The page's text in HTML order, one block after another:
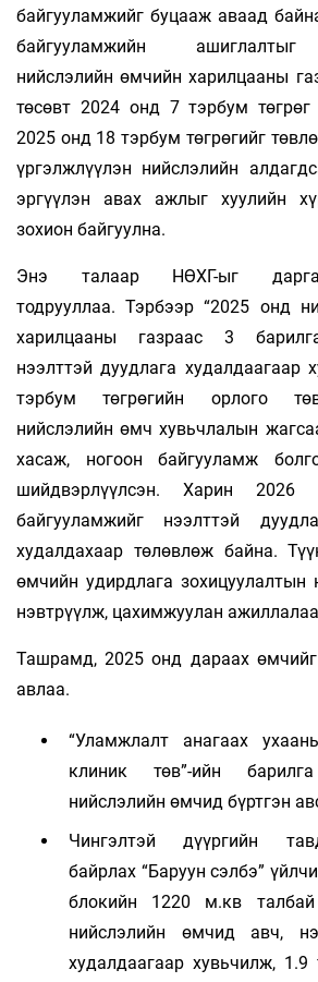
байгууламжийг буцааж аваад
байгууламжийн ашиглалтыг
нийслэлийн өмчийн харилцааны
төсөвт 2024 онд 7 тэрбум төгрөг
2025 онд 18 тэрбум төгрөгийг
үргэлжлүүлэн нийслэлийн
эргүүлэн авах ажлыг хуулийн
зохион байгуулна.
Энэ талаар НӨХГ-ыг
тодрууллаа. Тэрбээр “2025 онд
харилцааны газраас 3
нээлттэй дуудлага худалдаагаар
тэрбум төгрөгийн орлого
нийслэлийн өмч хувьчлалын
хасаж, ногоон байгууламж
шийдвэрлүүлсэн. Харин
байгууламжийг нээлттэй
худалдахаар төлөвлөж байна.
өмчийн удирдлага зохицуулалтын
нэвтрүүлж, цахимжуулан
Ташрамд, 2025 онд дараах
авлаа.
“Уламжлалт анагаах
клиник төв”-ийн
нийслэлийн өмчид бүртгэн
Чингэлтэй дүүргийн
байрлах “Баруун сэлбэ”
блокийн 1220 м.кв
нийслэлийн өмчид авч,
худалдаагаар хувьчилж, 1.9